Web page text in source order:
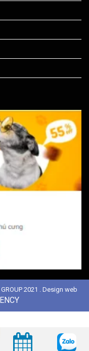
2021 . Design web